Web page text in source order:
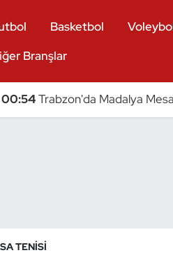
Basketbol
Branşlar
00:54Trabzon'da Madalya
TENISI